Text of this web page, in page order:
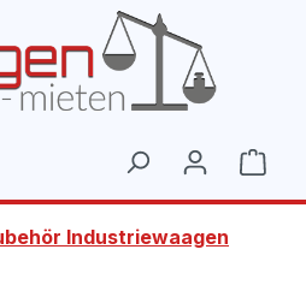
Industriewaagen